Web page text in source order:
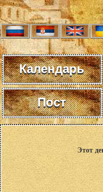
Календарь
Пост
Этот